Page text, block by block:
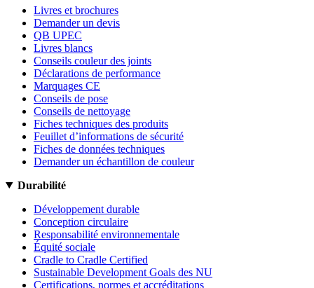
Livres et brochures
Demander un devis
QB UPEC
Livres blancs
Conseils couleur des joints
Déclarations de performance
Marquages CE
Conseils de pose
Conseils de nettoyage
Fiches techniques des produits
Feuillet d’informations de sécurité
Fiches de données techniques
Demander un échantillon de couleur
Durabilité
Développement durable
Conception circulaire
Responsabilité environnementale
Équité sociale
Cradle to Cradle Certified
Sustainable Development Goals des NU
Certifications, normes et accréditations